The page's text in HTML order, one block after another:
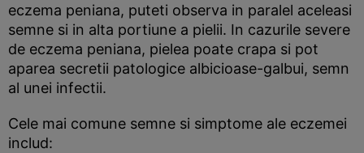
eczema peniana, puteti observa in paralel aceleasi
semne si in alta portiune a pielii. In cazurile severe
de eczema peniana, pielea poate crapa si pot
aparea secretii patologice albicioase-galbui, semn
al unei infectii.
Cele mai comune semne si simptome ale eczemei
includ: